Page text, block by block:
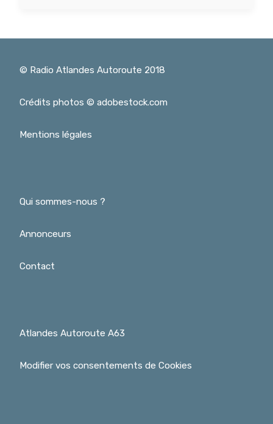
© Radio Atlandes Autoroute 2018
Crédits photos © adobestock.com
Mentions légales
Qui sommes-nous ?
Annonceurs
Contact
Atlandes Autoroute A63
Modifier vos consentements de Cookies